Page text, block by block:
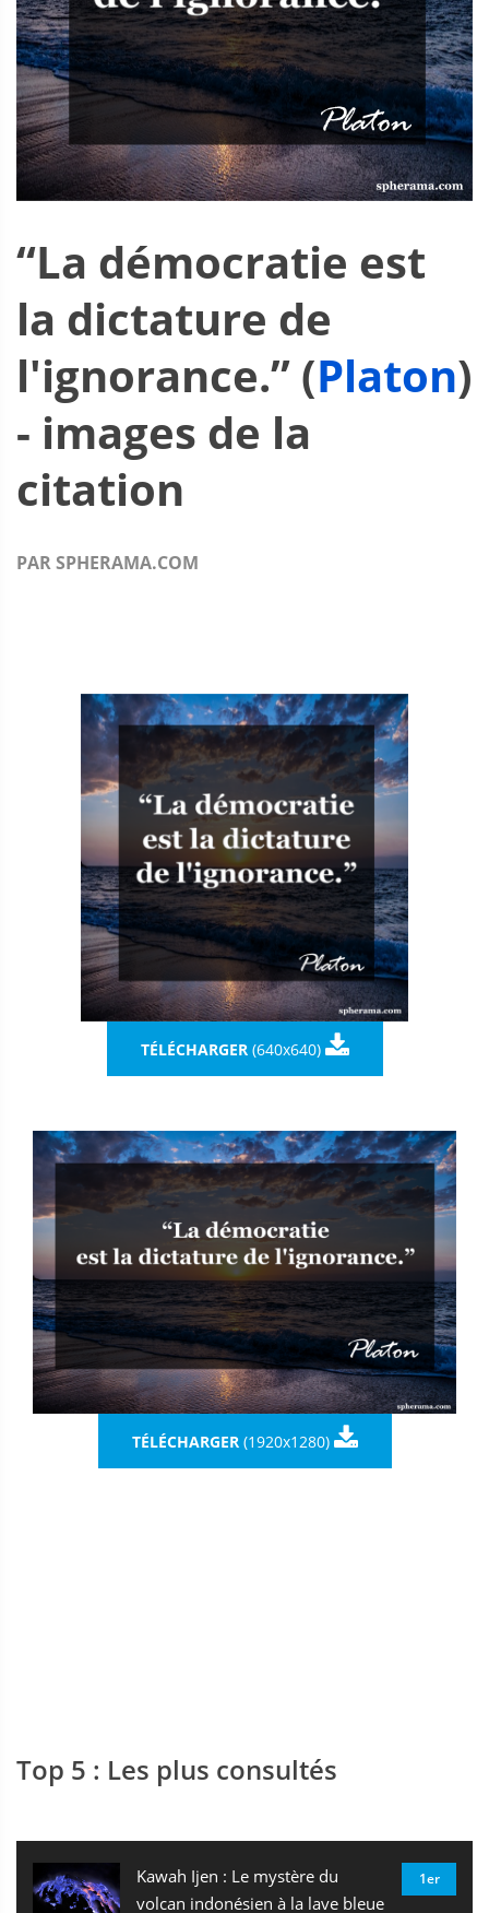
“La démocratie est
la dictature de
l'ignorance.” (Platon)
- images de la
citation
PAR SPHERAMA.COM
TÉLÉCHARGER(640x640) 
TÉLÉCHARGER(1920x1280) 
Top 5 : Les plus consultés
Kawah Ijen : Le mystère du
volcan indonésien à la lave bleue
1er